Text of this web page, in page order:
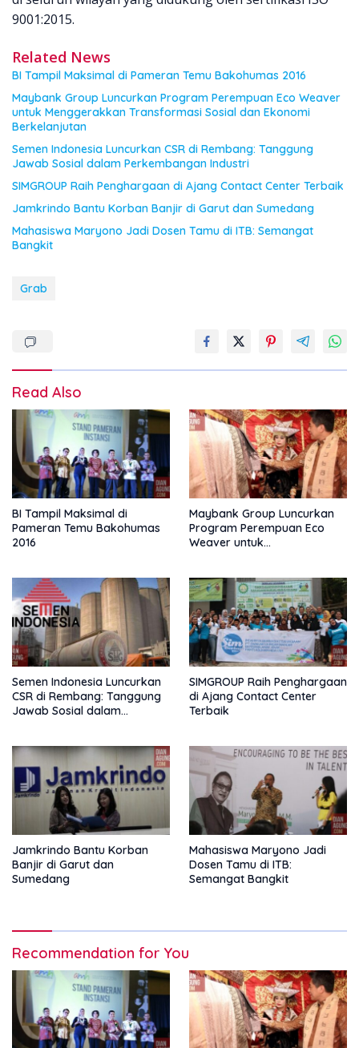
9001:2015.
Related News
BI Tampil Maksimal di Pameran Temu Bakohumas 2016
Maybank Group Luncurkan Program Perempuan Eco Weaver
untuk Menggerakkan Transformasi Sosial dan Ekonomi
Berkelanjutan
Semen Indonesia Luncurkan CSR di Rembang: Tanggung
Jawab Sosial dalam Perkembangan Industri
SIMGROUP Raih Penghargaan di Ajang Contact Center Terbaik
Jamkrindo Bantu Korban Banjir di Garut dan Sumedang
Mahasiswa Maryono Jadi Dosen Tamu di ITB: Semangat
Bangkit
Grab
Read Also
BI Tampil Maksimal di
Pameran Temu Bakohumas
2016
Maybank Group Luncurkan
Program Perempuan Eco
Weaver untuk
Berkelanjutan
Semen Indonesia Luncurkan
CSR di Rembang: Tanggung
Jawab Sosial dalam
SIMGROUP Raih Penghargaan
di Ajang Contact Center
Terbaik
Jamkrindo Bantu Korban
Banjir di Garut dan
Sumedang
Mahasiswa Maryono Jadi
Dosen Tamu di ITB:
Semangat Bangkit
Recommendation for You